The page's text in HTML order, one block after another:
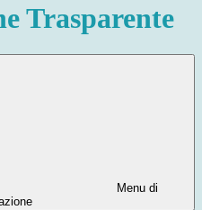
Trasparente
Menu di